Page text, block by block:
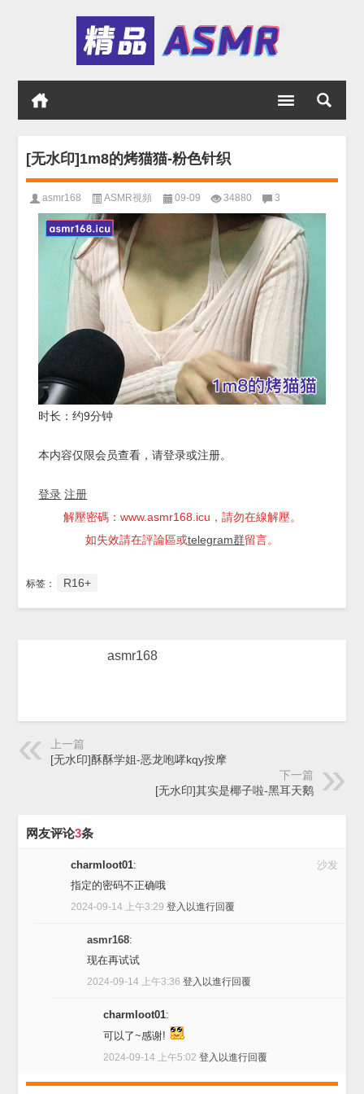
[无水印]1m8的烤猫猫-粉色针织
asmr168 ASMR視頻 09-09 34880 3
时长：约9分钟
本内容仅限会员查看，请登录或注册。
登录 注册
解壓密碼：www.asmr168.icu，請勿在線解壓。
如失效請在評論區或telegram群留言。
标签： R16+
asmr168
上一篇
[无水印]酥酥学姐-恶龙咆哮kqy按摩
下一篇
[无水印]其实是椰子啦-黑耳天鹅
网友评论3条
沙发
charmloot01:
指定的密码不正确哦
2024-09-14 上午3:29登入以進行回覆
asmr168:
现在再试试
2024-09-14 上午3:36登入以進行回覆
charmloot01:
可以了~感谢!
2024-09-14 上午5:02登入以進行回覆